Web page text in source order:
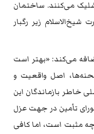
می‌کنند. ساختمان
زیر رگبار
می‌کند: «بهتر است
اصل واقعیت و
خاطر بازماندگان این
تأمین در جهت عزل
مثبت است، اما کافی